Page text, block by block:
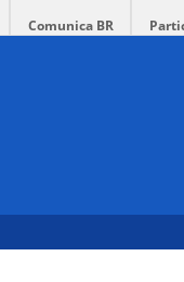
Comunica BR